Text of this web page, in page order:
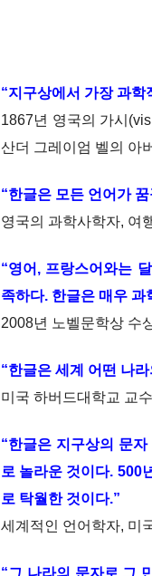
“지구상에서 가장 과
1867년 영국의 가시
산더 그레이엄 벨의 아
“한글은 모든 언어가
영국의 과학사학자, 여
“영어, 프랑스어와는
족하다. 한글은 매우
2008년 노벨문학상 수
“한글은 세계 어떤 나
미국 하버드대학교 교
“한글은 지구상의 문
로 놀라운 것이다. 500
로 탁월한 것이다.”
세계적인 언어학자, 미
“그 나라의 문자로 그